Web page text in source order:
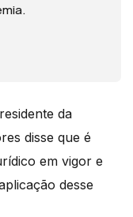
da
disse que é
em vigor e
desse